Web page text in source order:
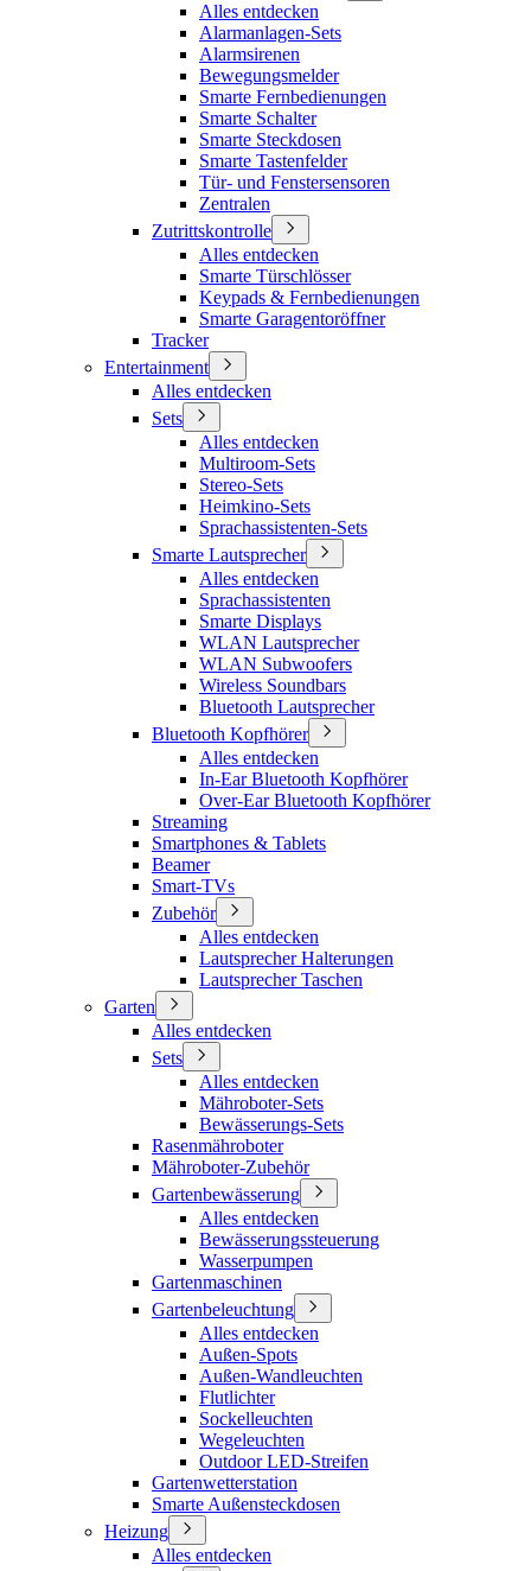
Alles entdecken
Alarmanlagen-Sets
Alarmsirenen
Bewegungsmelder
Smarte Fernbedienungen
Smarte Schalter
Smarte Steckdosen
Smarte Tastenfelder
Tür- und Fenstersensoren
Zentralen
Zutrittskontrolle
Alles entdecken
Smarte Türschlösser
Keypads & Fernbedienungen
Smarte Garagentoröffner
Tracker
Entertainment
Alles entdecken
Sets
Alles entdecken
Multiroom-Sets
Stereo-Sets
Heimkino-Sets
Sprachassistenten-Sets
Smarte Lautsprecher
Alles entdecken
Sprachassistenten
Smarte Displays
WLAN Lautsprecher
WLAN Subwoofers
Wireless Soundbars
Bluetooth Lautsprecher
Bluetooth Kopfhörer
Alles entdecken
In-Ear Bluetooth Kopfhörer
Over-Ear Bluetooth Kopfhörer
Streaming
Smartphones & Tablets
Beamer
Smart-TVs
Zubehör
Alles entdecken
Lautsprecher Halterungen
Lautsprecher Taschen
Garten
Alles entdecken
Sets
Alles entdecken
Mähroboter-Sets
Bewässerungs-Sets
Rasenmähroboter
Mähroboter-Zubehör
Gartenbewässerung
Alles entdecken
Bewässerungssteuerung
Wasserpumpen
Gartenmaschinen
Gartenbeleuchtung
Alles entdecken
Außen-Spots
Außen-Wandleuchten
Flutlichter
Sockelleuchten
Wegeleuchten
Outdoor LED-Streifen
Gartenwetterstation
Smarte Außensteckdosen
Heizung
Alles entdecken